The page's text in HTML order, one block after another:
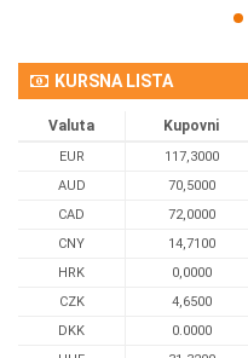
KURSNA LISTA
Valuta Kupovni
EUR 117,3000
AUD
70,5000
CAD
72,0000
CNY
14,7100
HRK
0,0000
CZK
4,6500
DKK
0.0000